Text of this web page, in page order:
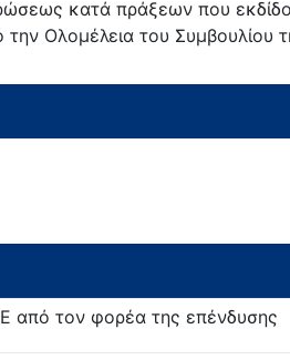
κατά πράξεων που
Ολομέλεια του Συμβουλίου
από τον φορέα της επένδυσης